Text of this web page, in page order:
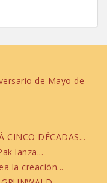
de Mayo de
CINCO DÉCADAS...
lanza...
la creación...